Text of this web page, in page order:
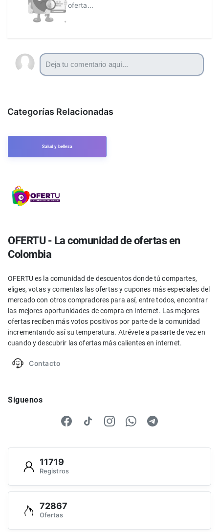
oferta...
Categorías Relacionadas
Salud y belleza
OFERTU - La comunidad de ofertas en
Colombia
OFERTU es la comunidad de descuentos donde tú compartes,
eliges, votas y comentas las ofertas y cupones más especiales del
mercado con otros compradores para así, entre todos, encontrar
las mejores oportunidades de compra en internet. Las mejores
ofertas reciben más votos positivos por parte de la comunidad
incrementando así su temperatura. Atrévete a pasarte de vez en
cuando y descubrir las ofertas más calientes en internet.
Contacto
Síguenos
11719
Registros
72867
Ofertas